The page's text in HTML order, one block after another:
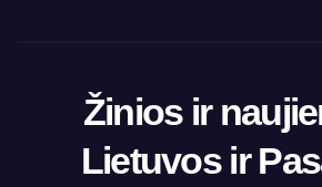
Žinios ir
Lietuvos ir